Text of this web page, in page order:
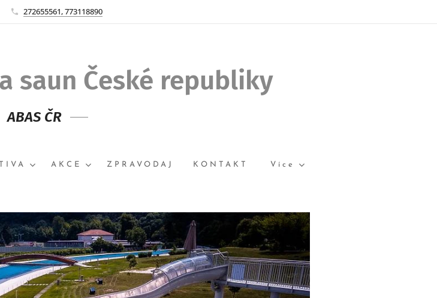
272655561, 773118890
saun České republiky
ABAS ČR
AKCE ZPRAVODAJ KONTAKT Více